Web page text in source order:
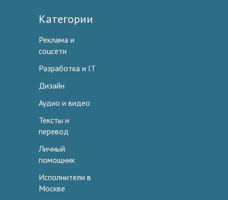
Категории
Реклама и
соцсети
Разработка и IT
Дизайн
Аудио и видео
Тексты и
перевод
Личный
помощник
Исполнители в
Москве